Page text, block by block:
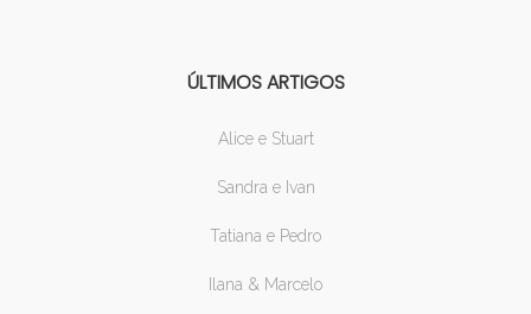
ÚLTIMOS ARTIGOS
Alice e Stuart
Sandra e Ivan
Tatiana e Pedro
Ilana & Marcelo